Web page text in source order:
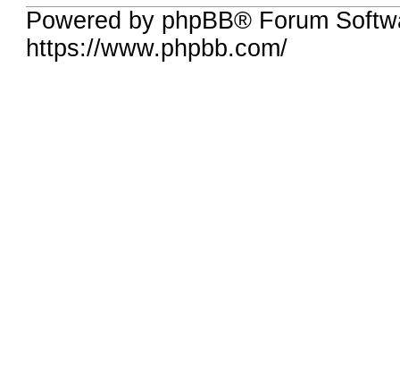
Powered by phpBB® Forum
https://www.phpbb.com/